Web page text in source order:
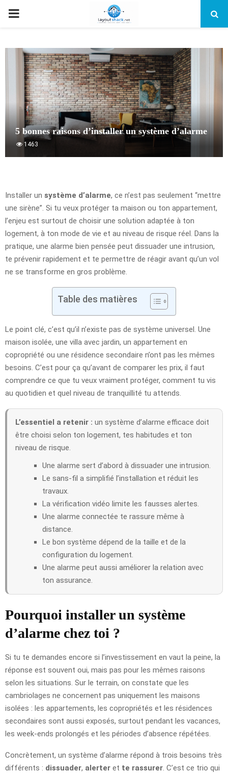
PRIMARY
5 bonnes raisons d’installer un système d’alarme
1463
Installer un système d’alarme, ce n’est pas seulement “mettre
une sirène”. Si tu veux protéger ta maison ou ton appartement,
l’enjeu est surtout de choisir une solution adaptée à ton
logement, à ton mode de vie et au niveau de risque réel. Dans la
pratique, une alarme bien pensée peut dissuader une intrusion,
te prévenir rapidement et te permettre de réagir avant qu’un vol
ne se transforme en gros problème.
Table des matières
Le point clé, c’est qu’il n’existe pas de système universel. Une
maison isolée, une villa avec jardin, un appartement en
copropriété ou une résidence secondaire n’ont pas les mêmes
besoins. C’est pour ça qu’avant de comparer les prix, il faut
comprendre ce que tu veux vraiment protéger, comment tu vis
au quotidien et quel niveau de tranquillité tu attends.
L’essentiel a retenir : un système d’alarme efficace doit
être choisi selon ton logement, tes habitudes et ton
niveau de risque.
Une alarme sert d’abord à dissuader une intrusion.
Le sans-fil a simplifié l’installation et réduit les
travaux.
La vérification vidéo limite les fausses alertes.
Une alarme connectée te rassure même à
distance.
Le bon système dépend de la taille et de la
configuration du logement.
Une alarme peut aussi améliorer la relation avec
ton assurance.
Pourquoi installer un système
d’alarme chez toi ?
Si tu te demandes encore si l’investissement en vaut la peine, la
réponse est souvent oui, mais pas pour les mêmes raisons
selon les situations. Sur le terrain, on constate que les
cambriolages ne concernent pas uniquement les maisons
isolées : les appartements, les copropriétés et les résidences
secondaires sont aussi exposés, surtout pendant les vacances,
les week-ends prolongés et les périodes d’absence répétées.
Concrètement, un système d’alarme répond à trois besoins très
différents : dissuader, alerter et te rassurer . C’est ce trio qui